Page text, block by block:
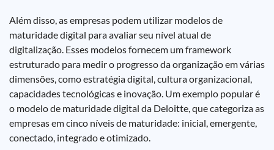
Além disso, as empresas podem utilizar modelos de
maturidade digital para avaliar seu nível atual de
digitalização. Esses modelos fornecem um framework
estruturado para medir o progresso da organização em várias
dimensões, como estratégia digital, cultura organizacional,
capacidades tecnológicas e inovação. Um exemplo popular é
o modelo de maturidade digital da Deloitte, que categoriza as
empresas em cinco níveis de maturidade: inicial, emergente,
conectado, integrado e otimizado.